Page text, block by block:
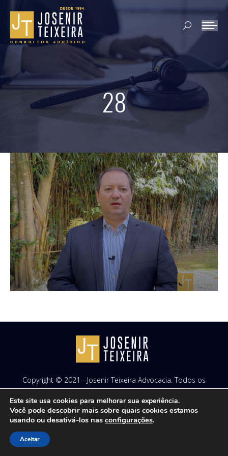
Search:
28
Copyright © 2021 - Josenir Teixeira Advocacia. Todos os
Este site usa cookies para melhorar sua experiência.
Você pode descobrir mais sobre quais cookies estamos
usando ou desativá-los nas configurações.
Aceitar